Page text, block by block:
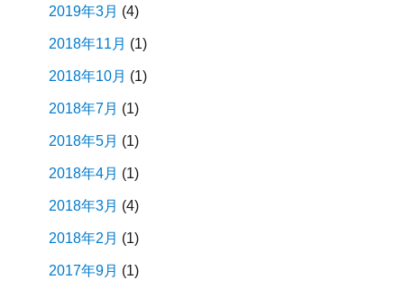
2019年3月 (4)
2018年11月 (1)
2018年10月 (1)
2018年7月 (1)
2018年5月 (1)
2018年4月 (1)
2018年3月 (4)
2018年2月 (1)
2017年9月 (1)